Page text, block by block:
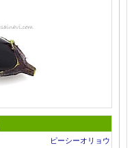
ピーシーオリョウ